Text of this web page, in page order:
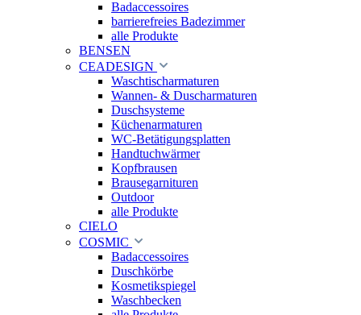
Badaccessoires
barrierefreies Badezimmer
alle Produkte
BENSEN
CEADESIGN
Waschtischarmaturen
Wannen- & Duscharmaturen
Duschsysteme
Küchenarmaturen
WC-Betätigungsplatten
Handtuchwärmer
Kopfbrausen
Brausegarnituren
Outdoor
alle Produkte
CIELO
COSMIC
Badaccessoires
Duschkörbe
Kosmetikspiegel
Waschbecken